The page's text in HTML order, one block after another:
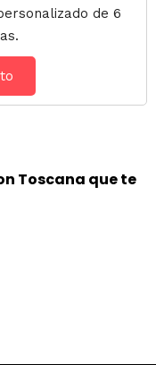
de 6
Toscana que te